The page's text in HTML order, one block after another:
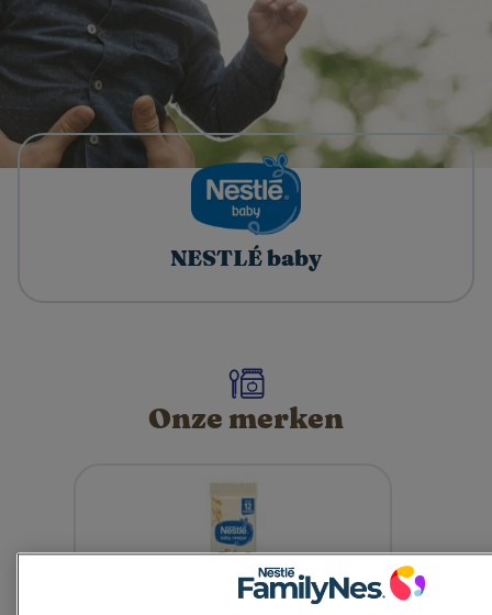
NESTLÉ baby​
Onze merken​